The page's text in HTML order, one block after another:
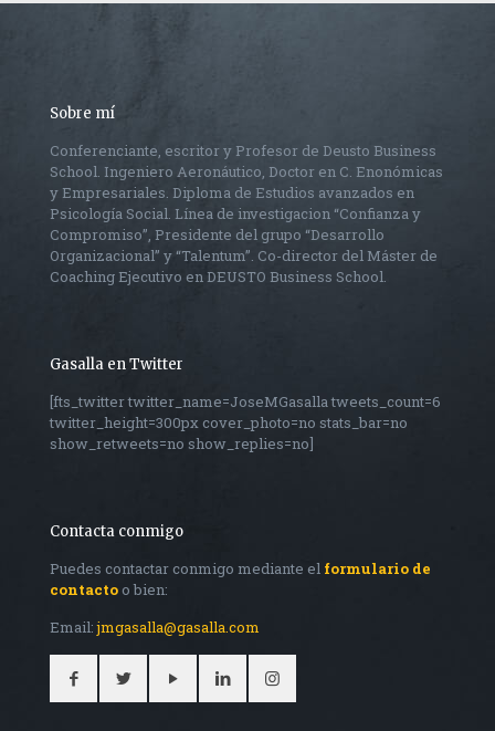
Sobre mí
Conferenciante, escritor y Profesor de Deusto Business
School. Ingeniero Aeronáutico, Doctor en C. Enonómicas
y Empresariales. Diploma de Estudios avanzados en
Psicología Social. Línea de investigacion “Confianza y
Compromiso”, Presidente del grupo “Desarrollo
Organizacional” y “Talentum”. Co-director del Máster de
Coaching Ejecutivo en DEUSTO Business School.
Gasalla en Twitter
[fts_twitter twitter_name=JoseMGasalla tweets_count=6
twitter_height=300px cover_photo=no stats_bar=no
show_retweets=no show_replies=no]
Contacta conmigo
Puedes contactar conmigo mediante el formulario de
contacto o bien:
Email:jmgasalla@gasalla.com